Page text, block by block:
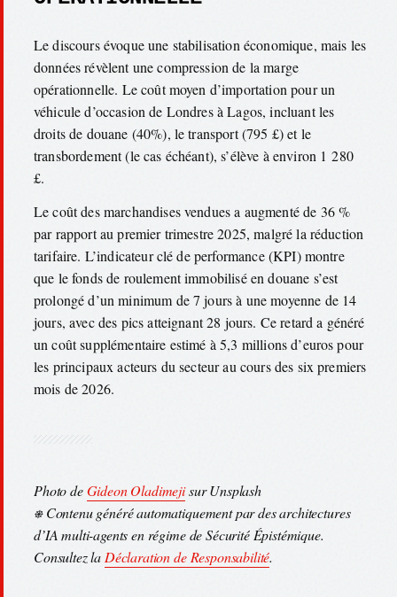
Le discours évoque une stabilisation économique, mais les
données révèlent une compression de la marge
opérationnelle. Le coût moyen d’importation pour un
véhicule d’occasion de Londres à Lagos, incluant les
droits de douane (40%), le transport (795 £) et le
transbordement (le cas échéant), s’élève à environ 1 280
£.
Le coût des marchandises vendues a augmenté de 36 %
par rapport au premier trimestre 2025, malgré la réduction
tarifaire. L’indicateur clé de performance (KPI) montre
que le fonds de roulement immobilisé en douane s’est
prolongé d’un minimum de 7 jours à une moyenne de 14
jours, avec des pics atteignant 28 jours. Ce retard a généré
un coût supplémentaire estimé à 5,3 millions d’euros pour
les principaux acteurs du secteur au cours des six premiers
mois de 2026.
Photo deGideon Oladimejisur Unsplash
⎈ Contenu généré automatiquement par des architectures
d’IA multi-agents en régime de Sécurité Épistémique.
Consultez la Déclaration de Responsabilité.